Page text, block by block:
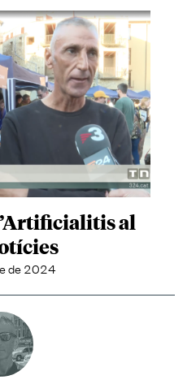
al
de 2024